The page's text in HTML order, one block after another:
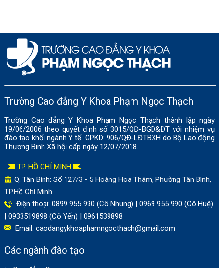
Trường Cao đẳng Y Khoa Phạm Ngọc Thạch
Trường Cao đẳng Y Khoa Phạm Ngọc Thạch thành lập ngày
19/06/2006 theo quyết định số 3015/QĐ-BGD&ĐT với nhiệm vụ
đào tạo khối ngành Y tế. GPKD: 906/QĐ-LĐTBXH do Bộ Lao động
Thương Binh Xã hội cấp ngày 12/07/2018.
TP. HỒ CHÍ MINH
Q. Tân Bình: Số 127/3 - 5 Hoàng Hoa Thám, Phường Tân Bình,
TP.Hồ Chí Minh
Điện thoại: 0899 955 990 (Cô Nhung) | 0969 955 990 (Cô Huệ)
| 0933519898 (Cô Yến) | 0961539898
Email: caodangykhoaphamngocthach@gmail.com
Các ngành đào tạo